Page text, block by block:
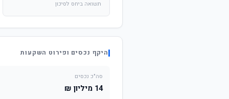
תשואה ביחס לסיכון
היקף נכסים ופירוט השקעות
סה"כ נכסים
14 מיליון ₪